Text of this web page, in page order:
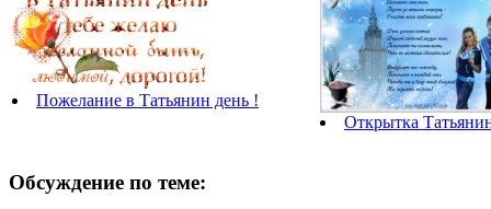
Пожелание в Татьянин день !
Открытка
Обсуждение по теме: